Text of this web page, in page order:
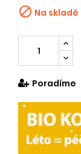
 Na
Poradíme